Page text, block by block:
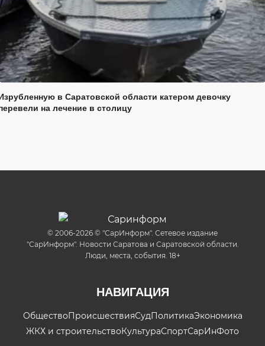
в Саратовской области катером девочку
на лечение в столицу
© 2006-2026 © "СарИнформ". Сетевое издание
"СарИнформ". Новости Саратова и Саратовской области.
Люди, места, события. 18+
НАВИГАЦИЯ
ОбществоПроисшествияСудПолитикаЭкономика
ЖКХ и строительствоКультураСпортСарИнФото